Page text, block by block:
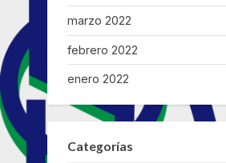
marzo 2022
febrero 2022
enero 2022
Categorías